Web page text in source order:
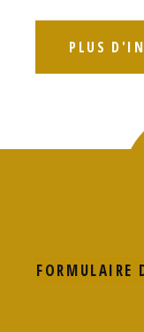
PLUS
FORMULAIRE